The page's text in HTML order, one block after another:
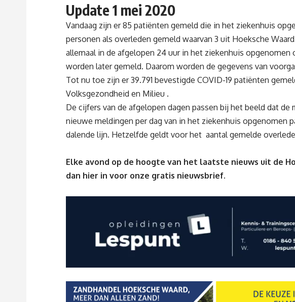
Update 1 mei 2020
Vandaag zijn er 85 patiënten gemeld die in het ziekenhuis
personen als overleden gemeld waarvan 3 uit Hoeksche
allemaal in de afgelopen 24 uur in het ziekenhuis
worden later gemeld. Daarom worden de gegevens van
Tot nu toe zijn er 39.791 bevestigde COVID-19 patiënten
Volksgezondheid en Milieu .
De cijfers van de afgelopen dagen passen bij het beeld dat de
nieuwe meldingen per dag van in het ziekenhuis opgenomen
dalende lijn. Hetzelfde geldt voor het aantal gemelde
Elke avond op de hoogte van het laatste nieuws uit de
dan hier in voor onze gratis nieuwsbrief.